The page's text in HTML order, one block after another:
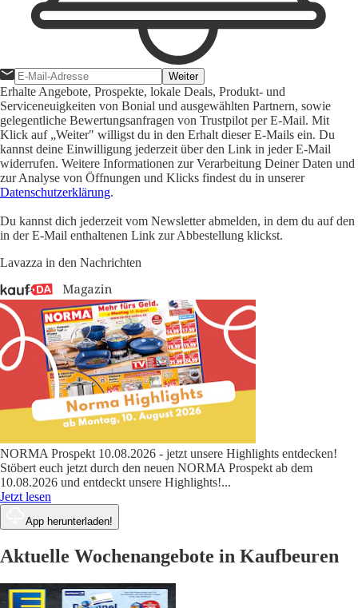
Weiter
Erhalte Angebote, Prospekte, lokale Deals, Produkt- und
Serviceneuigkeiten von Bonial und ausgewählten Partnern, sowie
gelegentliche Bewertungsanfragen von Trustpilot per E-Mail. Mit
Klick auf „Weiter" willigst du in den Erhalt dieser E-Mails ein. Du
kannst deine Einwilligung jederzeit über den Link in jeder E-Mail
widerrufen. Weitere Informationen zur Verarbeitung Deiner Daten und
zur Analyse von Öffnungen und Klicks findest du in unserer
Datenschutzerklärung.
Du kannst dich jederzeit vom Newsletter abmelden, in dem du auf den
in der E-Mail enthaltenen Link zur Abbestellung klickst.
Lavazza in den Nachrichten
NORMA Prospekt 10.08.2026 - jetzt unsere Highlights entdecken!
Stöbert euch jetzt durch den neuen NORMA Prospekt ab dem
10.08.2026 und entdeckt unsere Highlights!...
Jetzt lesen
App herunterladen!
Aktuelle Wochenangebote in Kaufbeuren